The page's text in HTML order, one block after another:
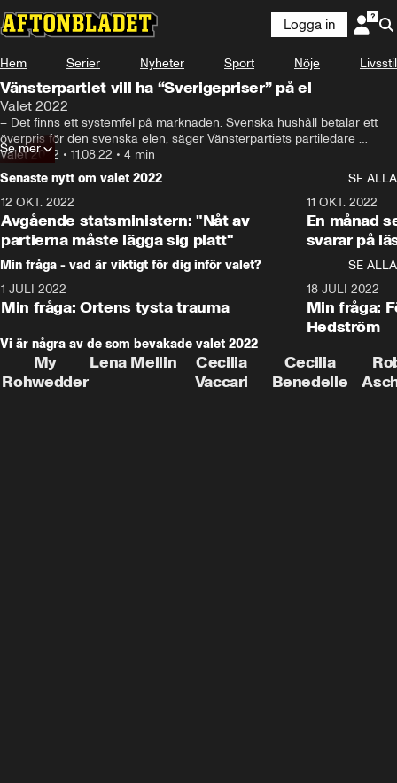
Logga in
Hem Serier Nyheter Sport Nöje Livsstil
Vänsterpartiet vill ha “Sverigepriser” på el
Valet 2022
– Det finns ett systemfel på marknaden. Svenska hushåll betalar ett
överpris för den svenska elen, säger Vänsterpartiets partiledare
Nooshi Dadgostar på en pressträff.
Valet 2022 • 11.08.22 • 4 min
Se mer
Senaste nytt om valet 2022
SE ALLA
12 OKT. 2022
Avgående statsministern: "Nåt av
partierna måste lägga sig platt"
11 OKT. 2022
En månad
svarar på
Min fråga - vad är viktigt för dig inför valet?
SE ALLA
1 JULI 2022
Min fråga: Ortens tysta trauma
18 JULI 2022
Min fråga:
Hedström
Vi är några av de som bevakade valet 2022
My
Rohwedder
Lena Mellin
Cecilia
Vaccari
Cecilia
Benedelle